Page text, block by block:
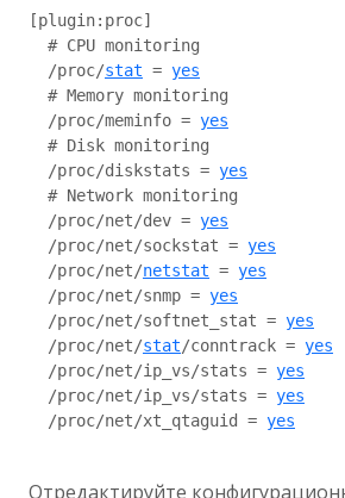
[plugin:proc]
  # CPU monitoring
  /proc/
stat = yes
  # Memory monitoring
  /proc/meminfo =
yes
  # Disk monitoring
  /proc/diskstats =
yes
  # Network monitoring
  /proc/net/dev =
yes
  /proc/net/sockstat =
yes
  /proc/net/
netstat = yes
  /proc/net/snmp =
yes
  /proc/net/softnet_stat =
yes
  /proc/net/
stat/conntrack = yes
  /proc/net/ip_vs/stats =
yes
  /proc/net/ip_vs/stats =
yes
  /proc/net/xt_qtaguid =
yes
Отредактируйте